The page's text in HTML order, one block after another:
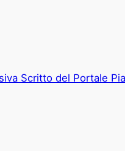
Scritto del Portale